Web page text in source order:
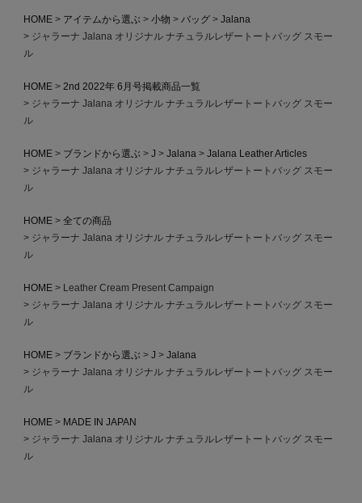
HOME アイテムから選ぶ 小物 バッグ
Jalana
ジャラーナ Jalana オリジナル ナチュラルレザートートバッグ スモー
ル
HOME
2nd 2022年 6月号掲載商品一覧
ジャラーナ Jalana オリジナル ナチュラルレザートートバッグ スモー
ル
HOME ブランドから選ぶ J Jalana
Jalana Leather Articles
ジャラーナ Jalana オリジナル ナチュラルレザートートバッグ スモー
ル
HOME
全ての商品
ジャラーナ Jalana オリジナル ナチュラルレザートートバッグ スモー
ル
HOME
Leather Cream Present Campaign
ジャラーナ Jalana オリジナル ナチュラルレザートートバッグ スモー
ル
HOME ブランドから選ぶ J
Jalana
ジャラーナ Jalana オリジナル ナチュラルレザートートバッグ スモー
ル
HOME
MADE IN JAPAN
ジャラーナ Jalana オリジナル ナチュラルレザートートバッグ スモー
ル